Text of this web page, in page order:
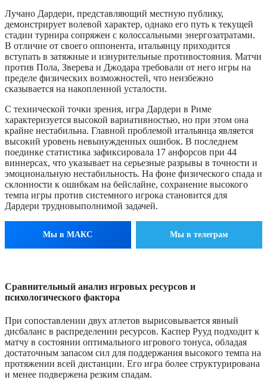
Лучано Дардери, представляющий местную публику,
демонстрирует волевой характер, однако его путь к текущей
стадии турнира сопряжен с колоссальными энергозатратами.
В отличие от своего оппонента, итальянцу приходится
вступать в затяжные и изнурительные противостояния. Матчи
против Пола, Зверева и Джодара требовали от него игры на
пределе физических возможностей, что неизбежно
сказывается на накопленной усталости.
С технической точки зрения, игра Дардери в Риме
характеризуется высокой вариативностью, но при этом она
крайне нестабильна. Главной проблемой итальянца является
высокий уровень невынужденных ошибок. В последнем
поединке статистика зафиксировала 17 анфорсов при 44
виннерсах, что указывает на серьезные разрывы в точности и
эмоциональную нестабильность. На фоне физического спада и
склонности к ошибкам на бейслайне, сохранение высокого
темпа игры против системного игрока становится для
Дардери трудновыполнимой задачей.
Мы в МАКС Мы в телеграм
Сравнительный анализ игровых ресурсов и
психологического фактора
При сопоставлении двух атлетов вырисовывается явный
дисбаланс в распределении ресурсов. Каспер Рууд подходит к
матчу в состоянии оптимального игрового тонуса, обладая
достаточным запасом сил для поддержания высокого темпа на
протяжении всей дистанции. Его игра более структурирована
и менее подвержена резким спадам.